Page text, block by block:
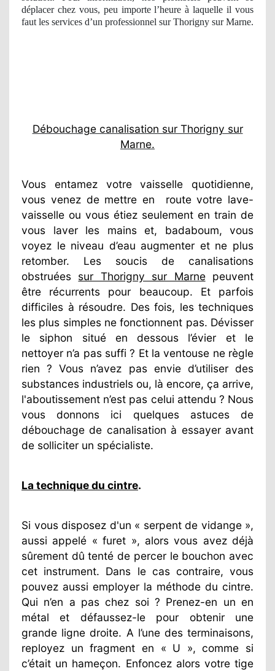
déplacer chez vous, peu importe l’heure à laquelle il vous
faut les services d’un professionnel sur Thorigny sur Marne.
Débouchage canalisation sur Thorigny sur
Marne.
Vous entamez votre vaisselle quotidienne,
vous venez de mettre en
route votre lave-
vaisselle ou vous étiez seulement en train de
vous laver les mains et, badaboum, vous
voyez le niveau d’eau augmenter et ne plus
retomber. Les soucis de canalisations
obstruées sur Thorigny sur Marnepeuvent
être récurrents pour beaucoup. Et parfois
difficiles à résoudre. Des fois, les techniques
les plus simples ne fonctionnent pas. Dévisser
le siphon situé en dessous l’évier et le
nettoyer n’a pas suffi ? Et la ventouse ne règle
rien ? Vous n’avez pas envie d’utiliser des
substances industriels ou, là encore, ça arrive,
l'aboutissement n’est pas celui attendu ? Nous
vous donnons ici quelques astuces de
débouchage de canalisation à essayer avant
de solliciter un spécialiste.
La technique du cintre.
Si vous disposez d'un « serpent de vidange »,
aussi appelé « furet », alors vous avez déjà
sûrement dû tenté de percer le bouchon avec
cet instrument. Dans le cas contraire, vous
pouvez aussi employer la méthode du cintre.
Qui n’en a pas chez soi ? Prenez-en un en
métal et défaussez-le pour obtenir une
grande ligne droite. A l’une des terminaisons,
reployez un fragment en « U », comme si
c’était un hameçon. Enfoncez alors votre tige